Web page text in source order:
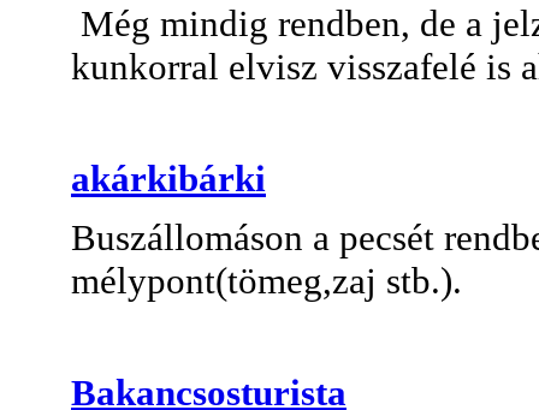
Még mindig rendben, de a
kunkorral elvisz visszafelé is
akárkibárki
Buszállomáson a pecsét
mélypont(tömeg,zaj stb.).
Bakancsosturista